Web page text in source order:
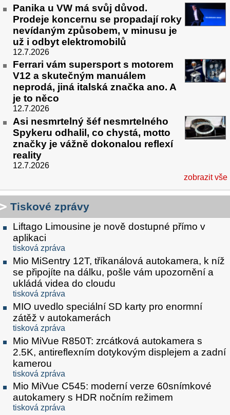
Panika u VW má svůj důvod.
Prodeje koncernu se propadají roky
nevídaným způsobem, v minusu je
už i odbyt elektromobilů
12.7.2026
Ferrari vám supersport s motorem
V12 a skutečným manuálem
neprodá, jiná italská značka ano. A
je to něco
12.7.2026
Asi nesmrtelný šéf nesmrtelného
Spykeru odhalil, co chystá, motto
značky je vážně dokonalou reflexí
reality
12.7.2026
zobrazit vše
Tiskové zprávy
Liftago Limousine je nově dostupné přímo v
aplikaci
tisková zpráva
Mio MiSentry 12T, tříkanálová autokamera, k níž
se připojíte na dálku, pošle vám upozornění a
ukládá videa do cloudu
tisková zpráva
MIO uvedlo speciální SD karty pro enormní
zátěž v autokamerách
tisková zpráva
Mio MiVue R850T: zrcátková autokamera s
2.5K, antireflexním dotykovým displejem a zadní
kamerou
tisková zpráva
Mio MiVue C545: moderní verze 60snímkové
autokamery s HDR nočním režimem
tisková zpráva